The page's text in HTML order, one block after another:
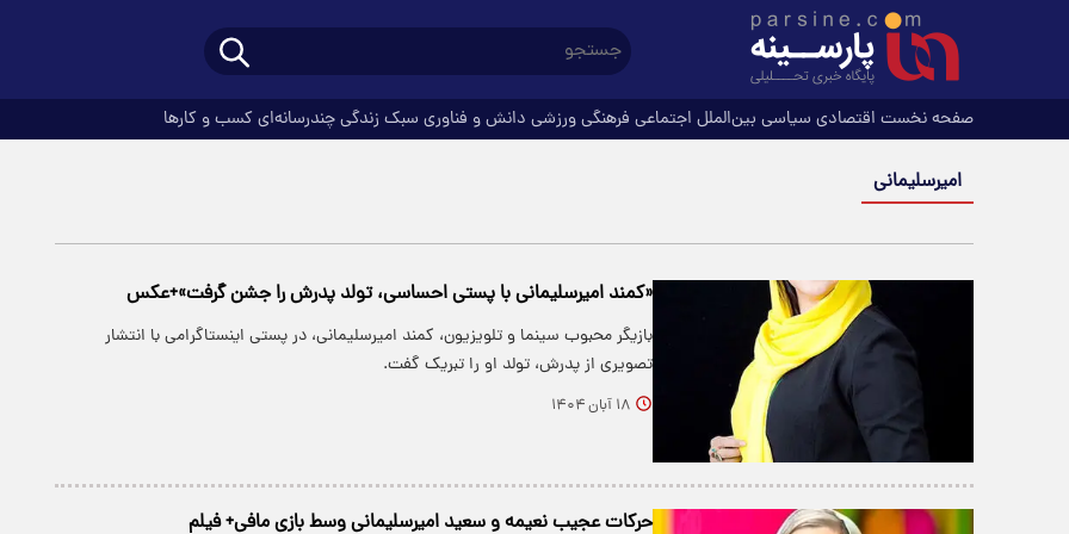
صفحه نخست اقتصادی سیاسی بین‌الملل اجتماعی فرهنگیورزشی دانش و فناوری سبک زندگیچندرسانه‌ای کسب و کارها
امیرسلیمانی
«کمند امیرسلیمانی با پستی احساسی، تولد پدرش را جشن گرفت»+عکس
بازیگر محبوب سینما و تلویزیون، کمند امیرسلیمانی، در پستی اینستاگرامی با انتشار
تصویری از پدرش، تولد او را تبریک گفت.
۱۸ آبان ۱۴۰۴
حرکات عجیب نعیمه و سعید امیرسلیمانی وسط بازی مافی+ فیلم